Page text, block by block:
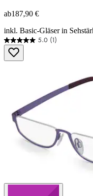
ab187,90 €
inkl. Basic-Gläser in
5.0 (1)
5.0
von
5